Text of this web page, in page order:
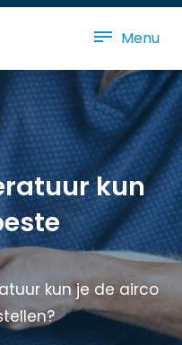
Menu
kun
kun je de airco